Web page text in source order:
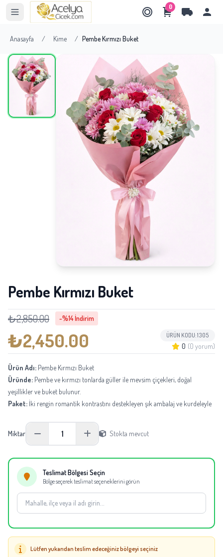
0
Anasayfa / Kime / Pembe Kırmızı Buket
Pembe Kırmızı Buket
₺2,850.00 -%14 İndirim
₺2,450.00 ÜRÜN KODU: 1305
0 (0 yorum)
Ürün Adı: Pembe Kırmızı Buket
Üründe: Pembe ve kırmızı tonlarda güller ile mevsim çiçekleri, doğal
yeşillikler ve buket bulunur.
Paket: İki rengin romantik kontrastını destekleyen şık ambalaj ve kurdeleyle
Yaklaşık 40-50 cm yüksekliğindedir.
Mevsimsel tedarik durumuna göre aynı kalite ve görünüm korunarak
Miktar 1 Stokta mevcut
Teslimat Bölgesi Seçin
Bölge seçerek teslimat seçeneklerini görün
Lütfen yukarıdan teslim edeceğiniz bölgeyi seçiniz